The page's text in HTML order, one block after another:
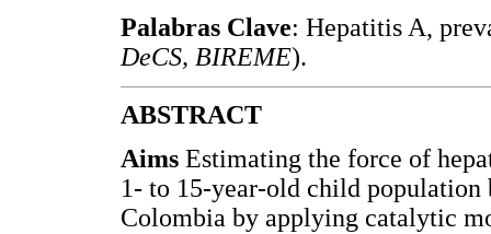
Palabras Clave: Hepatitis A,
DeCS, BIREME).
ABSTRACT
Aims Estimating the force of
1- to 15-year-old child population
Colombia by applying catalytic